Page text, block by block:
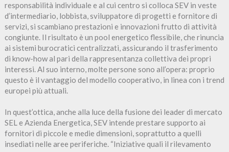
responsabilità individuale e al cui centro si colloca SEV in veste
d’intermediario, lobbista, sviluppatore di progetti e fornitore di
servizi, si scambiano prestazioni e innovazioni frutto di attività
congiunte. Il risultato è un pool energetico flessibile, che rinuncia
ai sistemi burocratici centralizzati, assicurando il trasferimento
di know-how al pari della rappresentanza collettiva dei propri
interessi. Al suo interno, molte persone sono all’opera: proprio
questo è il vantaggio del modello cooperativo, in linea con i trend
europei più attuali.
In quest’ottica, anche alla luce della fusione dei leader di mercato
SEL e Azienda Energetica, SEV intende prestare supporto ai
fornitori di piccole e medie dimensioni, soprattutto a quelli
insediati nelle aree periferiche. “Iniziative quali il rilevamento